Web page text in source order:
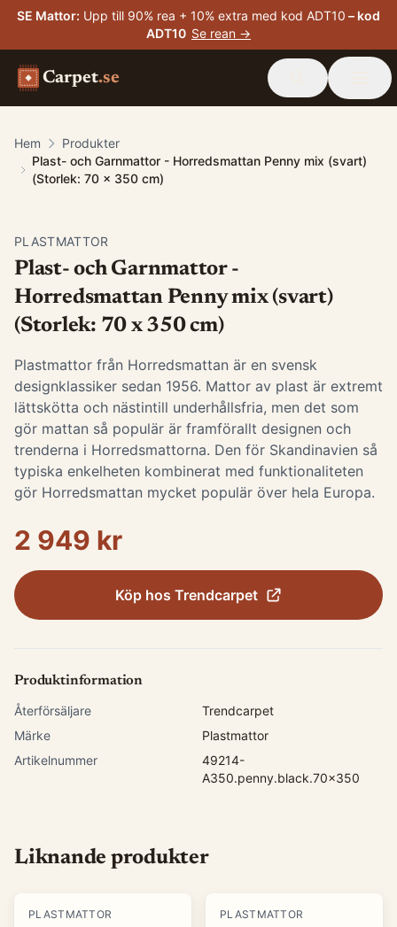
SE Mattor: Upp till 90% rea + 10% extra med kod ADT10 – kod
ADT10 Se rean →
Carpet.se
Hem
Produkter
Plast- och Garnmattor - Horredsmattan Penny mix (svart)
(Storlek: 70 x 350 cm)
PLASTMATTOR
Plast- och Garnmattor -
Horredsmattan Penny mix (svart)
(Storlek: 70 x 350 cm)
Plastmattor från Horredsmattan är en svensk
designklassiker sedan 1956. Mattor av plast är extremt
lättskötta och nästintill underhållsfria, men det som
gör mattan så populär är framförallt designen och
trenderna i Horredsmattorna. Den för Skandinavien så
typiska enkelheten kombinerat med funktionaliteten
gör Horredsmattan mycket populär över hela Europa.
2 949 kr
Köp hos Trendcarpet
Produktinformation
Återförsäljare
Trendcarpet
Märke
Plastmattor
Artikelnummer
49214-
A350.penny.black.70x350
Liknande produkter
PLASTMATTOR PLASTMATTOR